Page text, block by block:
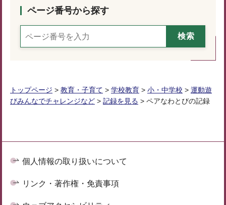
ページ番号から探す
トップページ > 教育・子育て > 学校教育 > 小・中学校 > 運動遊
びみんなでチャレンジなど > 記録を見る > ペアなわとびの記録
個人情報の取り扱いについて
リンク・著作権・免責事項